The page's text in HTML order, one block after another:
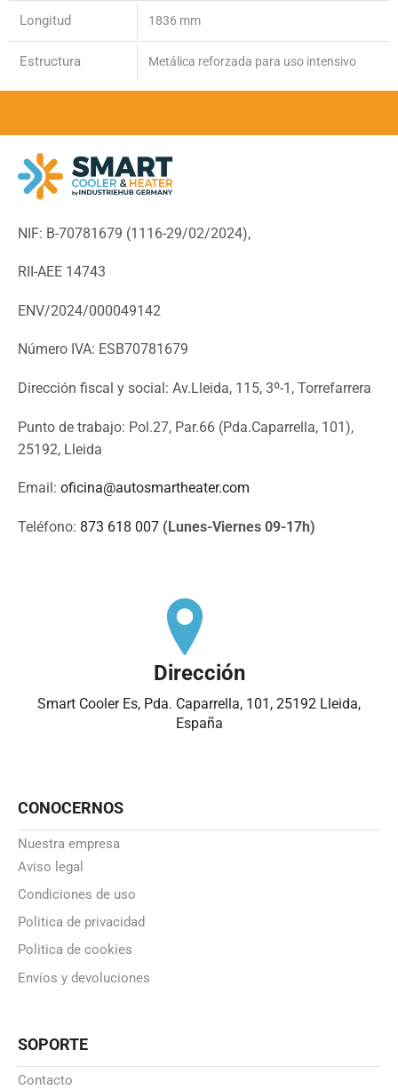
Longitud 1836 mm
Estructura Metálica reforzada para uso intensivo
NIF: B-70781679 (1116-29/02/2024),
RII-AEE 14743
ENV/2024/000049142
Número IVA: ESB70781679
Dirección fiscal y social: Av.Lleida, 115, 3º-1, Torrefarrera
Punto de trabajo: Pol.27, Par.66 (Pda.Caparrella, 101),
25192, Lleida
Email: oficina@autosmartheater.com
Teléfono: 873 618 007 (Lunes-Viernes 09-17h)
Dirección
Smart Cooler Es, Pda. Caparrella, 101, 25192 Lleida,
España
CONOCERNOS
Nuestra empresa
Aviso legal
Condiciones de uso
Politica de privacidad
Politica de cookies
Envíos y devoluciones
SOPORTE
Contacto